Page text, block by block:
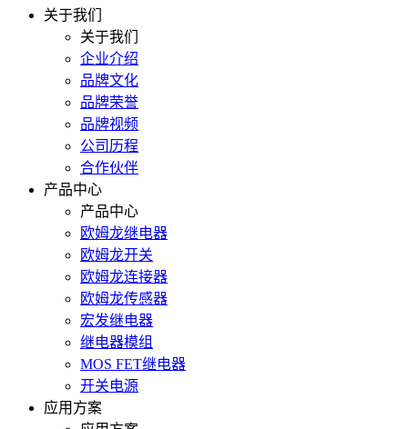
关于我们
关于我们
企业介绍
品牌文化
品牌荣誉
品牌视频
公司历程
合作伙伴
产品中心
产品中心
欧姆龙继电器
欧姆龙开关
欧姆龙连接器
欧姆龙传感器
宏发继电器
继电器模组
MOS FET继电器
开关电源
应用方案